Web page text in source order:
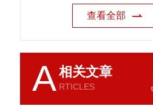
查看全部
A相关文章
RTICLES